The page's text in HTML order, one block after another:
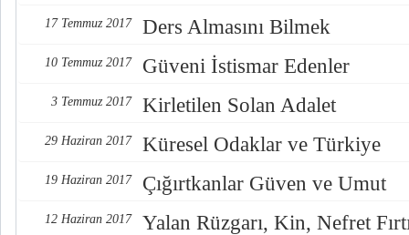
17 Temmuz 2017 Ders Almasını Bilmek
10 Temmuz 2017 Güveni İstismar Edenler
3 Temmuz 2017 Kirletilen Solan Adalet
29 Haziran 2017 Küresel Odaklar ve Türkiye
19 Haziran 2017 Çığırtkanlar Güven ve Umut
12 Haziran 2017 Yalan Rüzgarı, Kin, Nefret